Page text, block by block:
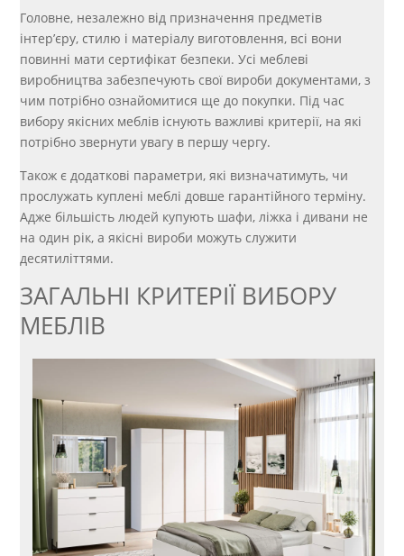
Головне, незалежно від призначення предметів
інтер’єру, стилю і матеріалу виготовлення, всі вони
повинні мати сертифікат безпеки. Усі меблеві
виробництва забезпечують свої вироби документами, з
чим потрібно ознайомитися ще до покупки. Під час
вибору якісних меблів існують важливі критерії, на які
потрібно звернути увагу в першу чергу.
Також є додаткові параметри, які визначатимуть, чи
прослужать куплені меблі довше гарантійного терміну.
Адже більшість людей купують шафи, ліжка і дивани не
на один рік, а якісні вироби можуть служити
десятиліттями.
ЗАГАЛЬНІ КРИТЕРІЇ ВИБОРУ
МЕБЛІВ